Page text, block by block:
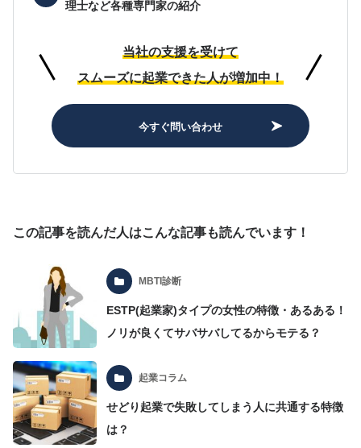
理士など各種専門家の紹介
当社の支援を受けて
スムーズに起業できた人が増加中！
今すぐ問い合わせ
この記事を読んだ人はこんな記事も読んでいます！
MBTI診断
ESTP(起業家)タイプの女性の特徴・あるある！
ノリが良くてサバサバしてるからモテる？
起業コラム
せどり起業で失敗してしまう人に共通する特徴
は？